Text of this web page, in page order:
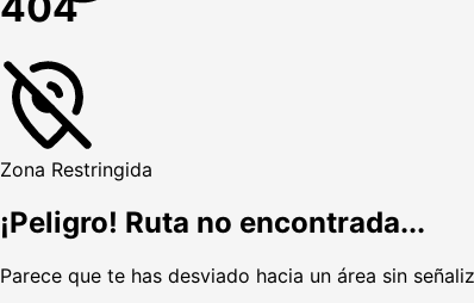
Zona Restringida
¡Peligro! Ruta no encontrada...
Parece que te has desviado hacia un área sin